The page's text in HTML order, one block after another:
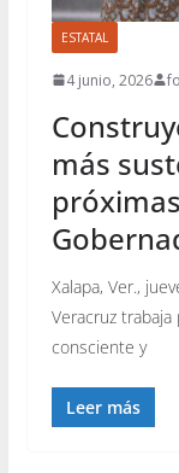
ESTATAL
4 junio, 2026
más
Xalapa, Ver.,
Veracruz
consciente y
Leer más